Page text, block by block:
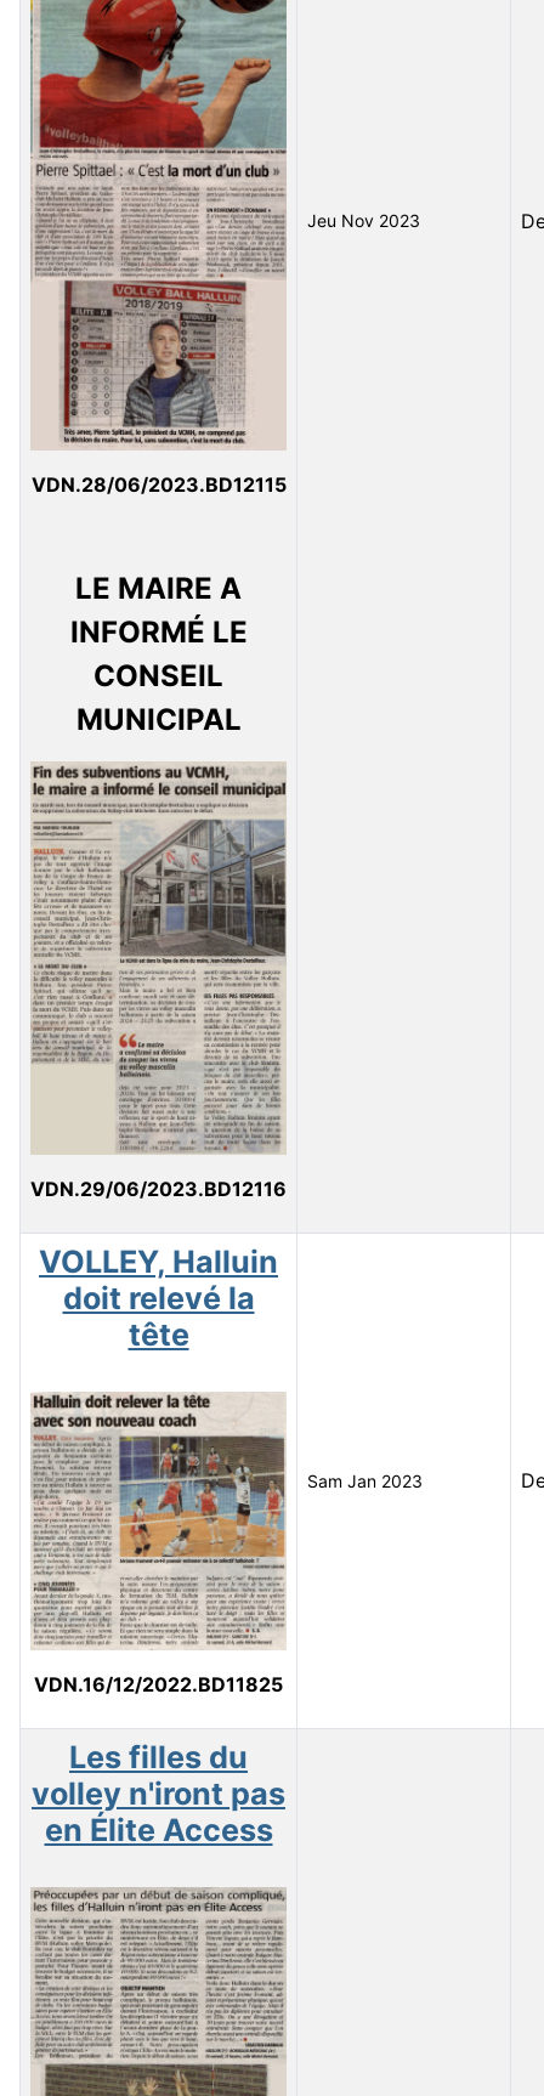
VDN.28/06/2023.BD12115
LE MAIRE A
INFORMÉ LE
CONSEIL
MUNICIPAL
VDN.29/06/2023.BD12116
Jeu Nov 2023
VOLLEY, Halluin
doit relevé la
tête
VDN.16/12/2022.BD11825
Sam Jan 2023
Les filles du
volley n'iront pas
en Élite Access